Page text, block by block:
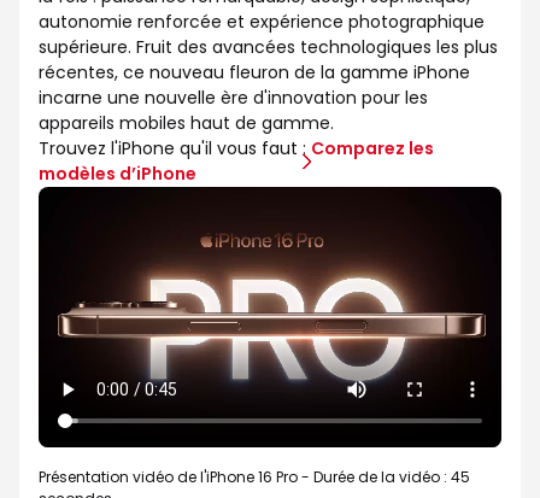
autonomie renforcée et expérience photographique
supérieure. Fruit des avancées technologiques les plus
récentes, ce nouveau fleuron de la gamme iPhone
incarne une nouvelle ère d'innovation pour les
appareils mobiles haut de gamme.
Trouvez l'iPhone qu'il vous faut : Comparez les
modèles d’iPhone
Présentation vidéo de l'iPhone 16 Pro - Durée de la vidéo : 45